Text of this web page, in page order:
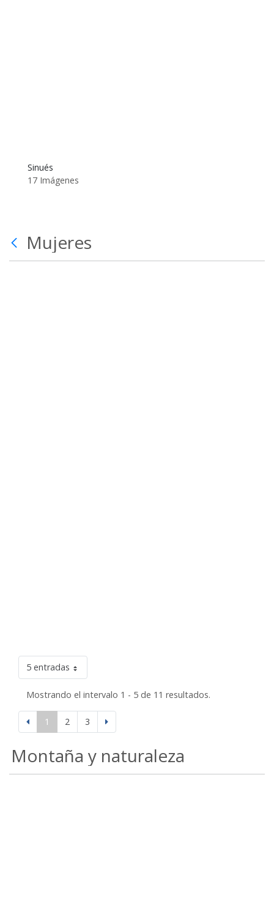
Sinués
17 Imágenes
Mujeres
5 entradas
Mostrando el intervalo 1 - 5 de 11 resultados.
1 2 3
Montaña y naturaleza